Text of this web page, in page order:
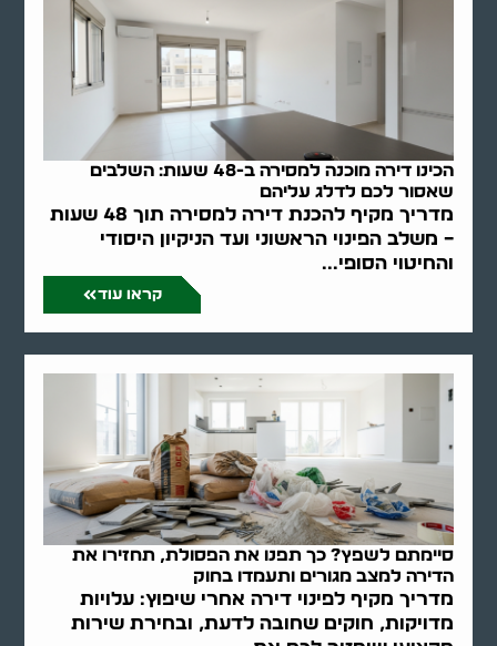
הכינו דירה מוכנה למסירה ב-48 שעות: השלבים
שאסור לכם לדלג עליהם
מדריך מקיף להכנת דירה למסירה תוך 48 שעות
– משלב הפינוי הראשוני ועד הניקיון היסודי
והחיטוי הסופי...
קראו עוד
סיימתם לשפץ? כך תפנו את הפסולת, תחזירו את
הדירה למצב מגורים ותעמדו בחוק
מדריך מקיף לפינוי דירה אחרי שיפוץ: עלויות
מדויקות, חוקים שחובה לדעת, ובחירת שירות